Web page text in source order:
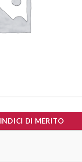
INDICI DI MERITO